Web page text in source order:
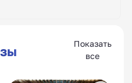
Показать
все